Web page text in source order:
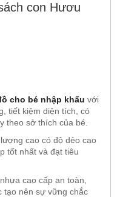
con Hươu
cho bé nhập khẩu với
tiết kiệm diện tích, có
theo sở thích của bé.
cao có độ dẻo cao
tốt nhất và đạt tiêu
cao cấp an toàn,
tạo nên sự vững chắc